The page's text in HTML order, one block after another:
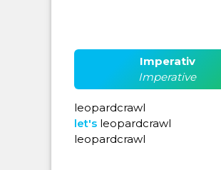
Imperativ
Imperative
leopardcrawl
let's leopardcrawl
leopardcrawl